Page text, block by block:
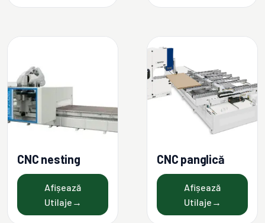
CNC nesting
Afișează
Utilaje →
CNC panglică
Afișează
Utilaje →